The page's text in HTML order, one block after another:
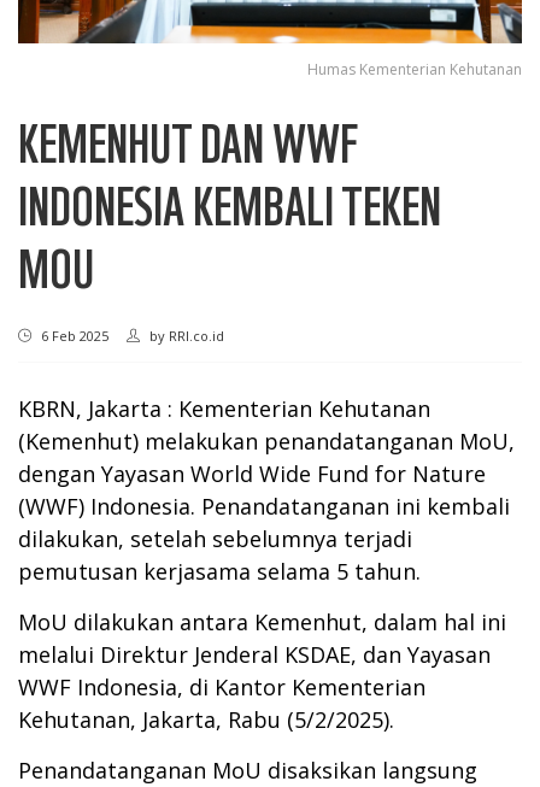
Humas Kementerian Kehutanan
KEMENHUT DAN WWF
INDONESIA KEMBALI TEKEN
MOU
6 Feb 2025 by RRI.co.id
KBRN, Jakarta : Kementerian Kehutanan
(Kemenhut) melakukan penandatanganan MoU,
dengan Yayasan World Wide Fund for Nature
(WWF) Indonesia. Penandatanganan ini kembali
dilakukan, setelah sebelumnya terjadi
pemutusan kerjasama selama 5 tahun.
MoU dilakukan antara Kemenhut, dalam hal ini
melalui Direktur Jenderal KSDAE, dan Yayasan
WWF Indonesia, di Kantor Kementerian
Kehutanan, Jakarta, Rabu (5/2/2025).
Penandatanganan MoU disaksikan langsung